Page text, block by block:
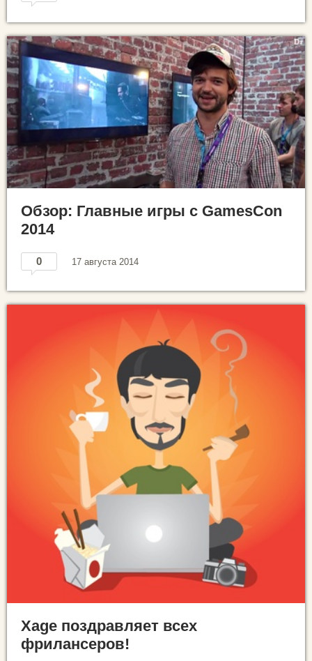
Обзор: Главные игры с GamesCon
2014
0 17 августа 2014
Xage поздравляет всех
фрилансеров!